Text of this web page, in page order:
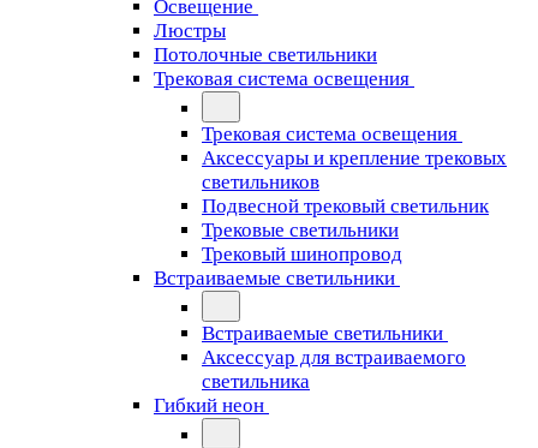
Освещение
Люстры
Потолочные светильники
Трековая система освещения
Трековая система освещения
Аксессуары и крепление трековых
светильников
Подвесной трековый светильник
Трековые светильники
Трековый шинопровод
Встраиваемые светильники
Встраиваемые светильники
Аксессуар для встраиваемого
светильника
Гибкий неон